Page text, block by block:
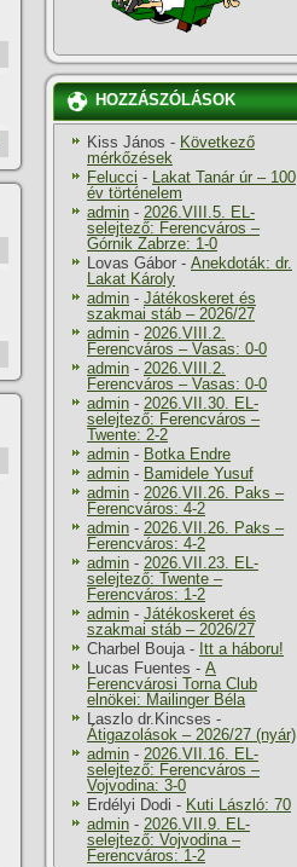
HOZZÁSZÓLÁSOK
Kiss János - Következő
mérkőzések
Felucci - Lakat Tanár úr – 100
év történelem
admin - 2026.VIII.5. EL-
selejtező: Ferencváros –
Górnik Zabrze: 1-0
Lovas Gábor - Anekdoták: dr.
Lakat Károly
admin - Játékoskeret és
szakmai stáb – 2026/27
admin - 2026.VIII.2.
Ferencváros – Vasas: 0-0
admin - 2026.VIII.2.
Ferencváros – Vasas: 0-0
admin - 2026.VII.30. EL-
selejtező: Ferencváros –
Twente: 2-2
admin - Botka Endre
admin - Bamidele Yusuf
admin - 2026.VII.26. Paks –
Ferencváros: 4-2
admin - 2026.VII.26. Paks –
Ferencváros: 4-2
admin - 2026.VII.23. EL-
selejtező: Twente –
Ferencváros: 1-2
admin - Játékoskeret és
szakmai stáb – 2026/27
Charbel Bouja- Itt a háboru!
Lucas Fuentes - A
Ferencvárosi Torna Club
elnökei: Mailinger Béla
Laszlo dr.Kincses -
Átigazolások – 2026/27 (nyár)
admin - 2026.VII.16. EL-
selejtező: Ferencváros –
Vojvodina: 3-0
Erdélyi Dodi - Kuti László: 70
admin - 2026.VII.9. EL-
selejtező: Vojvodina –
Ferencváros: 1-2